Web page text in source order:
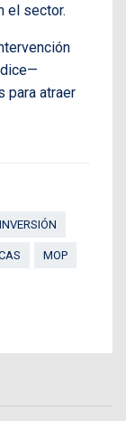
el sector.
para atraer
INVERSIÓN
MOP